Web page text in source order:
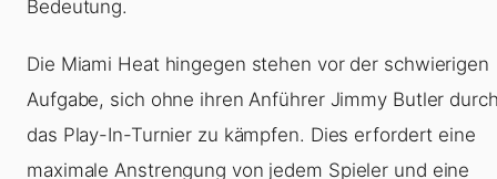
Bedeutung.
Die Miami Heat hingegen stehen vor der schwierigen
Aufgabe, sich ohne ihren Anführer Jimmy Butler
das Play-In-Turnier zu kämpfen. Dies erfordert eine
maximale Anstrengung von jedem Spieler und eine